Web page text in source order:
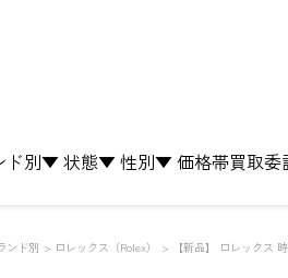
別▼ 状態▼ 性別▼ 価格帯買取委
ンド別 ロレックス（Rolex） 【新品】 ロレックス